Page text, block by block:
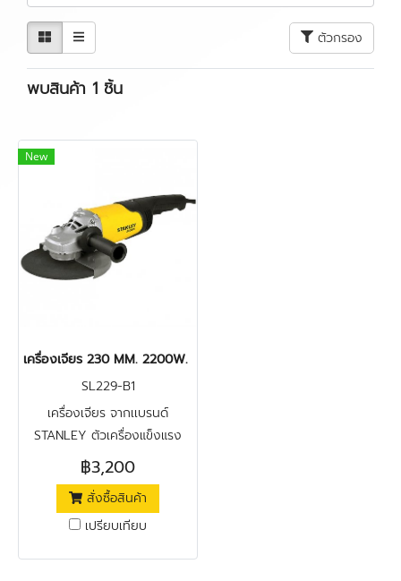
ตัวกรอง
พบสินค้า 1 ชิ้น
New
เครื่องเจียร 230 MM. 2200W. Stanley รุ่น SL229-B1
SL229-B1
เครื่องเจียร จากเเบรนด์
STANLEY ตัวเครื่องแข็งแรง
ทนทาน มีกำลังไฟ 2,200 วัตต์
เหมาะสำหรับการเจียร หรือตัด
วัสดุก่อสร้างประเภทต่าง ๆ เช่น
ไม้, เหล็ก, เหล็กชุบสังกะสี, สเต
฿3,200
สั่งซื้อสินค้า
เปรียบเทียบ